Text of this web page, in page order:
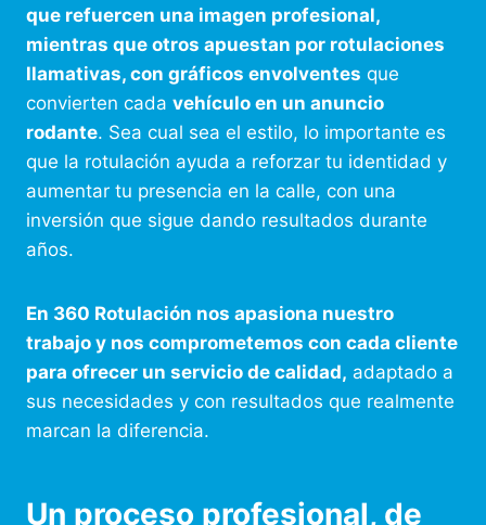
que refuercen una imagen profesional,
mientras que otros apuestan por rotulaciones
llamativas, con gráficos envolventes que
convierten cada vehículo en un anuncio
rodante. Sea cual sea el estilo, lo importante es
que la rotulación ayuda a reforzar tu identidad y
aumentar tu presencia en la calle, con una
inversión que sigue dando resultados durante
años.
En 360 Rotulación nos apasiona nuestro
trabajo y nos comprometemos con cada cliente
para ofrecer un servicio de calidad, adaptado a
sus necesidades y con resultados que realmente
marcan la diferencia.
Un proceso profesional, de